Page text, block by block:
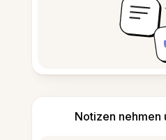
Notizen nehmen